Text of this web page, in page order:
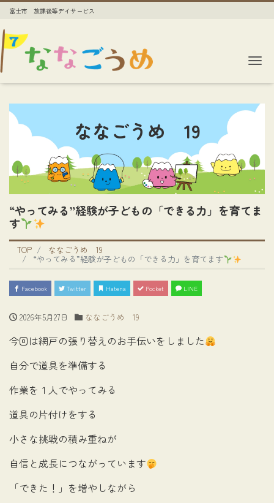
富士市 放課後等デイサービス
ななごうめ 19
“やってみる”経験が子どもの「できる力」を育てま
す
TOP ななごうめ 19
“やってみる”経験が子どもの「できる力」を育てます
Facebook Twitter Hatena Pocket LINE
2026年5月27日 ななごうめ 19
今回は網戸の張り替えのお手伝いをしました
自分で道具を準備する
作業を１人でやってみる
道具の片付けをする
小さな挑戦の積み重ねが
自信と成長につながっています
「できた！」を増やしながら